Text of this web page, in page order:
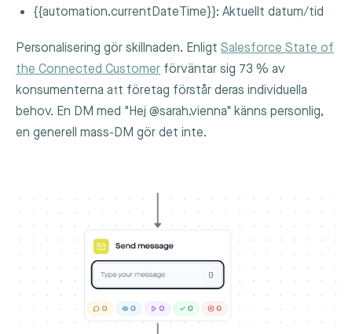
{{automation.currentDateTime}}: Aktuellt datum/tid
Personalisering gör skillnaden. Enligt Salesforce State of
the Connected Customer förväntar sig 73 % av
konsumenterna att företag förstår deras individuella
behov. En DM med "Hej @sarah.vienna" känns personlig,
en generell mass-DM gör det inte.